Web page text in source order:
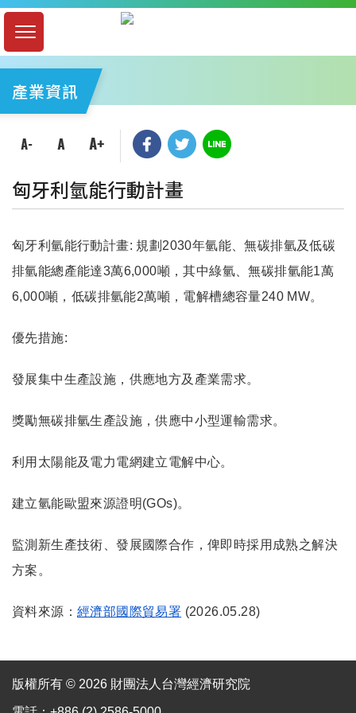
產業資訊
匈牙利氫能行動計畫
匈牙利氫能行動計畫: 規劃2030年氫能、無碳排氫及低碳
排氫能總產能達3萬6,000噸，其中綠氫、無碳排氫能1萬
6,000噸，低碳排氫能2萬噸，電解槽總容量240 MW。
優先措施:
發展集中生產設施，供應地方及產業需求。
獎勵無碳排氫生產設施，供應中小型運輸需求。
利用太陽能及電力電網建立電解中心。
建立氫能歐盟來源證明(GOs)。
監測新生產技術、發展國際合作，俾即時採用成熟之解決
方案。
資料來源： 經濟部國際貿易署 (2026.05.28)
版權所有 © 2026 財團法人台灣經濟研究院